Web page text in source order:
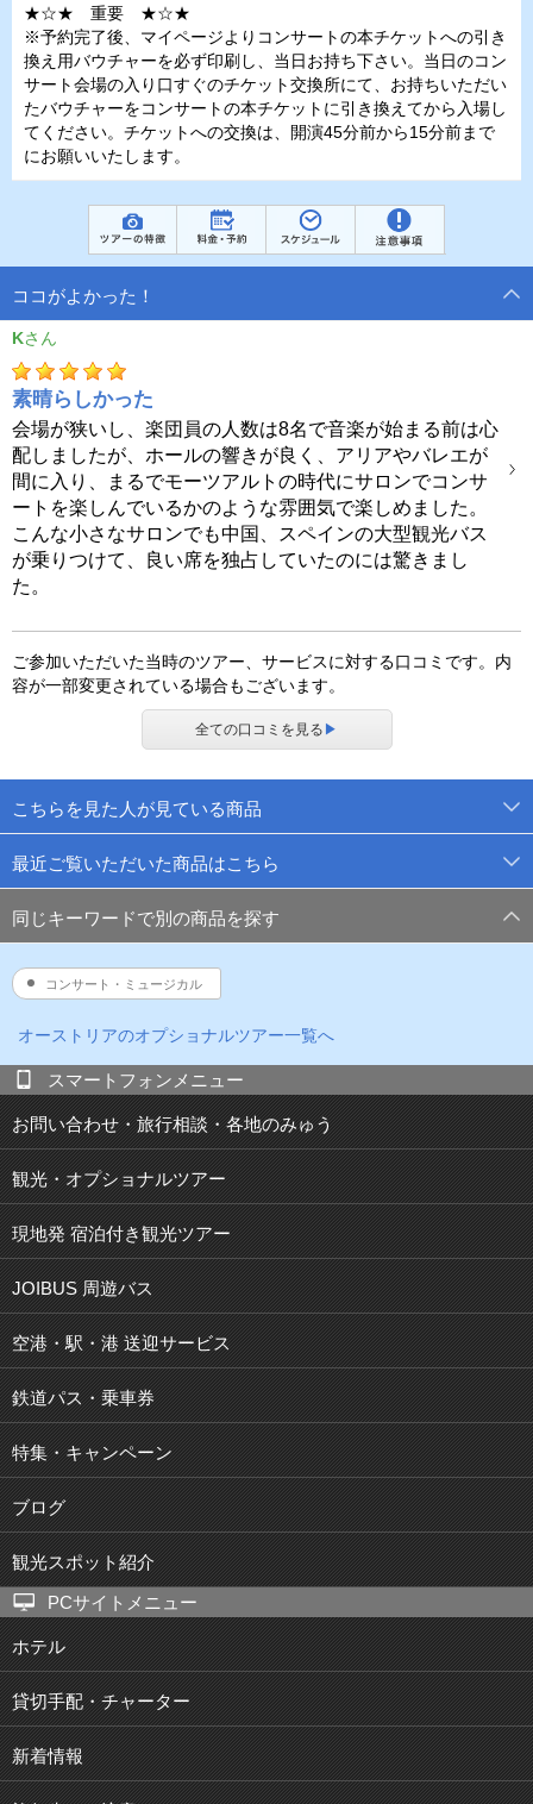
★☆★ 重要 ★☆★
※予約完了後、マイページよりコンサートの本チケットへの引き
換え用バウチャーを必ず印刷し、当日お持ち下さい。当日のコン
サート会場の入り口すぐのチケット交換所にて、お持ちいただい
たバウチャーをコンサートの本チケットに引き換えてから入場し
てください。チケットへの交換は、開演45分前から15分前まで
にお願いいたします。
ココがよかった！
K
素晴らしかった
会場が狭いし、楽団員の人数は8名で音楽が始まる前は心
配しましたが、ホールの響きが良く、アリアやバレエが
間に入り、まるでモーツアルトの時代にサロンでコンサ
ートを楽しんでいるかのような雰囲気で楽しめました。
こんな小さなサロンでも中国、スペインの大型観光バス
が乗りつけて、良い席を独占していたのには驚きまし
た。
ご参加いただいた当時のツアー、サービスに対する口コミです。内
容が一部変更されている場合もございます。
全ての口コミを見る ▶
こちらを見た人が見ている商品
最近ご覧いただいた商品はこちら
同じキーワードで別の商品を探す
コンサート・ミュージカル
オーストリアのオプショナルツアー一覧へ
スマートフォンメニュー
お問い合わせ・旅行相談・各地のみゅう
観光・オプショナルツアー
現地発 宿泊付き観光ツアー
JOIBUS 周遊バス
空港・駅・港 送迎サービス
鉄道パス・乗車券
特集・キャンペーン
ブログ
観光スポット紹介
PCサイトメニュー
ホテル
貸切手配・チャーター
新着情報